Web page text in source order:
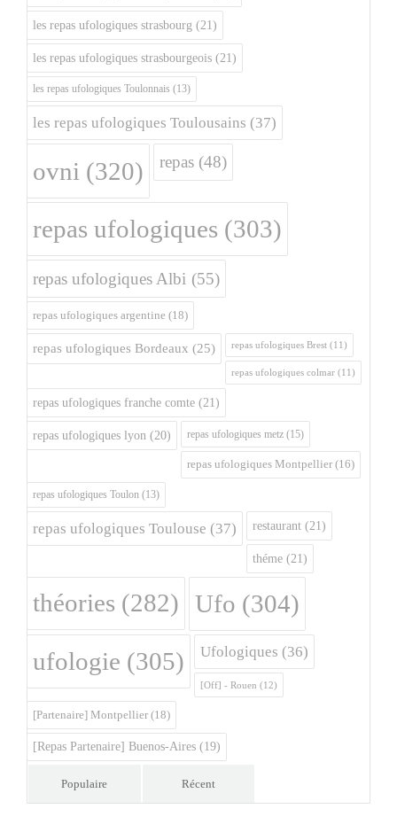
les repas ufologiques strasbourg (21)
les repas ufologiques strasbourgeois (21)
les repas ufologiques Toulonnais (13)
les repas ufologiques Toulousains (37)
ovni (320) repas (48)
repas ufologiques (303)
repas ufologiques Albi (55)
repas ufologiques argentine (18)
repas ufologiques Bordeaux (25) repas ufologiques Brest (11)
repas ufologiques colmar (11)
repas ufologiques franche comte (21)
repas ufologiques lyon (20) repas ufologiques metz (15)
repas ufologiques Montpellier (16)
repas ufologiques Toulon (13)
repas ufologiques Toulouse (37) restaurant (21)
théme (21)
théories (282) Ufo (304)
ufologie (305) Ufologiques (36)
[Off] - Rouen (12)
[Partenaire] Montpellier (18)
[Repas Partenaire] Buenos-Aires (19)
Populaire Récent